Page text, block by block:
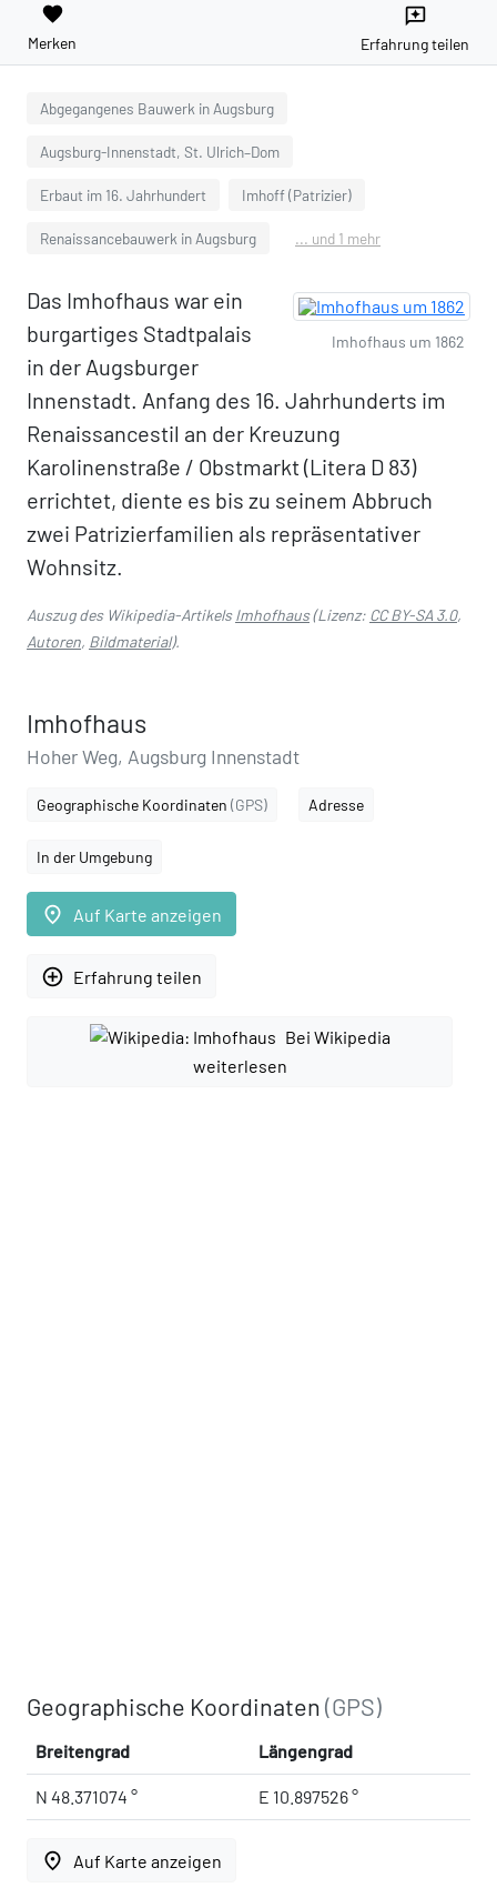
favorite
Merken
reviews
Erfahrung teilen
Abgegangenes Bauwerk in Augsburg
Augsburg-Innenstadt, St. Ulrich–Dom
Erbaut im 16. Jahrhundert Imhoff (Patrizier)
Renaissancebauwerk in Augsburg ... und 1 mehr
Imhofhaus um 1862
Das Imhofhaus war ein
burgartiges Stadtpalais
in der Augsburger
Innenstadt. Anfang des 16. Jahrhunderts im
Renaissancestil an der Kreuzung
Karolinenstraße / Obstmarkt (Litera D 83)
errichtet, diente es bis zu seinem Abbruch
zwei Patrizierfamilien als repräsentativer
Wohnsitz.
Auszug des Wikipedia-ArtikelsImhofhaus(Lizenz: CC BY-SA 3.0,
Autoren, Bildmaterial).
Imhofhaus
Hoher Weg, Augsburg Innenstadt
Geographische Koordinaten (GPS) Adresse
In der Umgebung
place Auf Karte anzeigen
add_circle_outline Erfahrung teilen
Bei Wikipedia
weiterlesen
Geographische Koordinaten(GPS)
Breitengrad Längengrad
N 48.371074 ° E 10.897526 °
place Auf Karte anzeigen